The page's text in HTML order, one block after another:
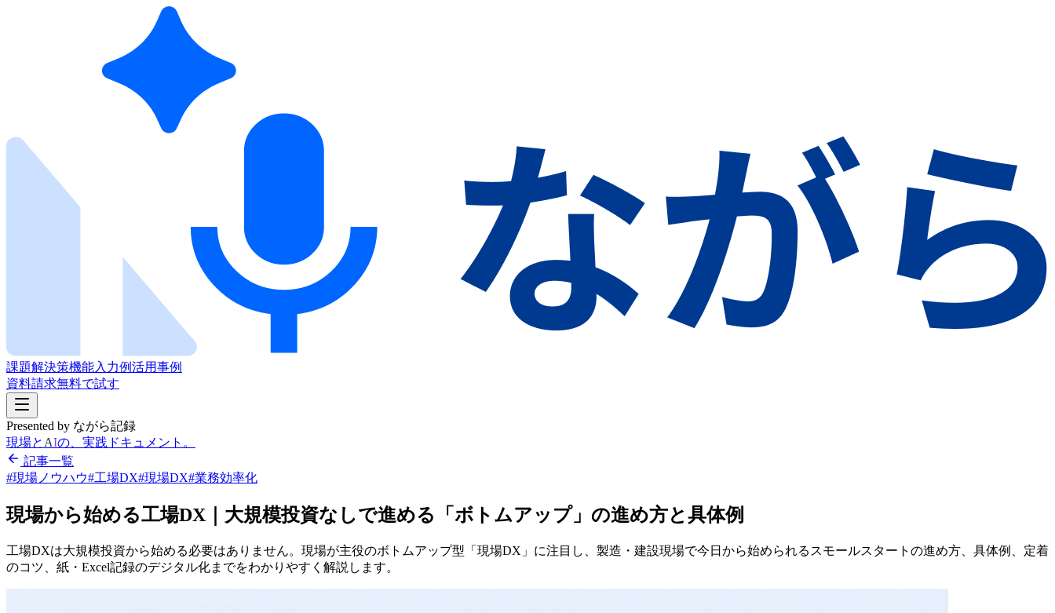
課題解決策機能入力例活用事例
資料請求無料で試す
Presented by ながら記録
現場と AIの、実践ドキュメント。
記事一覧
#現場ノウハウ#工場DX#現場DX#業務効率化
現場から始める工場DX｜大規模投資なしで進める 「ボトムアップ」の進め方と具体例
工場DXは大規模投資から始める必要はありません。 現場が主役のボトムアップ型「現場DX」に注目し、 製造・建設現場で今日から始められる スモールスタートの進め方、 具体例、 定着
のコツ、 紙・Excel記録のデジタル化までをわかりやすく 解説します。